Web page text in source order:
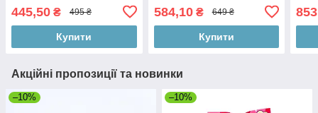
445,50 ₴ 495 ₴
Купити
584,10₴ 649 ₴
Купити
15
Акційні пропозиції та новинки
–10% –10%